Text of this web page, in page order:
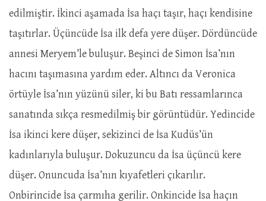
edilmiştir. İkinci aşamada İsa haçı taşır, haçı kendisine
taşıtırlar. Üçüncüde İsa ilk defa yere düşer. Dördüncüde
annesi Meryem’le buluşur. Beşinci de Simon İsa’nın
hacını taşımasına yardım eder. Altıncı da Veronica
örtüyle İsa’nın yüzünü siler, ki bu Batı ressamlarınca
sanatında sıkça resmedilmiş bir görüntüdür. Yedincide
İsa ikinci kere düşer, sekizinci de İsa Kudüs’ün
kadınlarıyla buluşur. Dokuzuncu da İsa üçüncü kere
düşer. Onuncuda İsa’nın kıyafetleri çıkarılır.
Onbirincide İsa çarmıha gerilir. Onkincide İsa haçın